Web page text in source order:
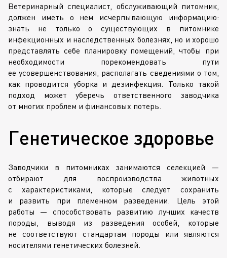
Ветеринарный специалист, обслуживающий питомник,
должен иметь о нем исчерпывающую информацию:
знать не только о существующих в питомнике
инфекционных и наследственных болезнях, но и хорошо
представлять себе планировку помещений, чтобы при
необходимости порекомендовать пути
ее усовершенствования, располагать сведениями о том,
как проводится уборка и дезинфекция. Только такой
подход может уберечь ответственного заводчика
от многих проблем и финансовых потерь.
Генетическое здоровье
Заводчики в питомниках занимаются селекцией —
отбирают для воспроизводства животных
с характеристиками, которые следует сохранить
и развить при племенном разведении. Цель этой
работы — способствовать развитию лучших качеств
породы, выводя из разведения особей, которые
не соответствуют стандартам породы или являются
носителями генетических болезней.